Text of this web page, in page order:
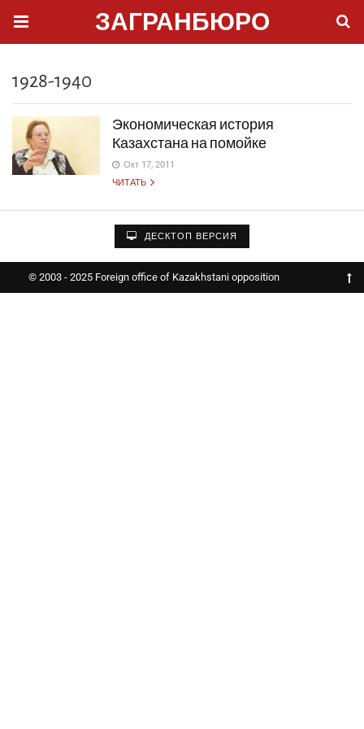
ЗАГРАНБЮРО
1928-1940
Экономическая история
Казахстана на помойке
Окт 17, 2011
ЧИТАТЬ
ДЕСКТОП ВЕРСИЯ
© 2003 - 2025 Foreign office of Kazakhstani opposition